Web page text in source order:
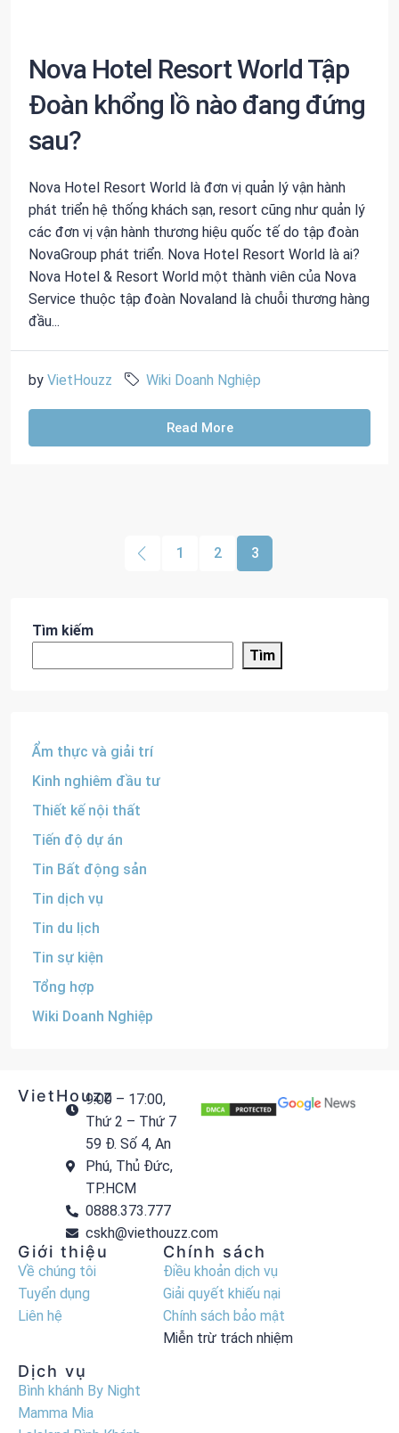
Nova Hotel Resort World Tập
Đoàn khổng lồ nào đang đứng
sau?
Nova Hotel Resort World là đơn vị quản lý vận hành
phát triển hệ thống khách sạn, resort cũng như quản lý
các đơn vị vận hành thương hiệu quốc tế do tập đoàn
NovaGroup phát triển. Nova Hotel Resort World là ai?
Nova Hotel & Resort World một thành viên của Nova
Service thuộc tập đoàn Novaland là chuỗi thương hàng
đầu...
by VietHouzz Wiki Doanh Nghiệp
Read More
1 2 3
Tìm kiếm
Tìm
Ẩm thực và giải trí
Kinh nghiêm đầu tư
Thiết kế nội thất
Tiến độ dự án
Tin Bất động sản
Tin dịch vụ
Tin du lịch
Tin sự kiện
Tổng hợp
Wiki Doanh Nghiệp
VietHouzz9:00 – 17:00,
Thứ 2 – Thứ 7
59 Đ. Số 4, An
Phú, Thủ Đức,
TP.HCM
0888.373.777
cskh@viethouzz.com
Giới thiệu
Về chúng tôi
Tuyển dụng
Liên hệ
Chính sách
Điều khoản dịch vụ
Giải quyết khiếu nại
Chính sách bảo mật
Miễn trừ trách nhiệm
Dịch vụ
Bình khánh By Night
Mamma Mia